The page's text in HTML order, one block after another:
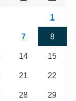
1
7 8
14 15
21 22
28 29